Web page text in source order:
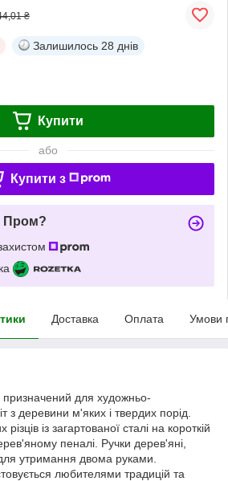
₴
Залишилось 28 днів
Купити
або
Купити з
Пром?
Доставка Оплата Умови
призначений для художньо-
деревини м'яких і твердих порід.
із загартованої сталі на короткій
пеналі. Ручки дерев'яні,
утримання двома руками.
любителями традицій та